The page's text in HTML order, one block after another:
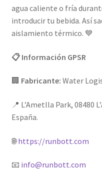
agua caliente o fría
introducir tu bebida. Así
aislamiento térmico. 💙
📋 Información GPSR
🏢 Fabricante: Water
📍 L’Ametlla Park, 08480
España.
🌐https://runbott.com
📧 info@runbott.com